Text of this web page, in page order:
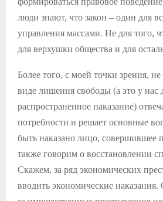
люди знают, что закон – один для
управления массами. Не для того,
для верхушки общества и для
Более того, с моей точки зрения, не
виде лишения свободы (а это у нас
распространенное наказание)
потребности и решает основные
быть наказано лицо, совершившее
также говорим о восстановлении
Скажем, за ряд экономических
вводить экономические